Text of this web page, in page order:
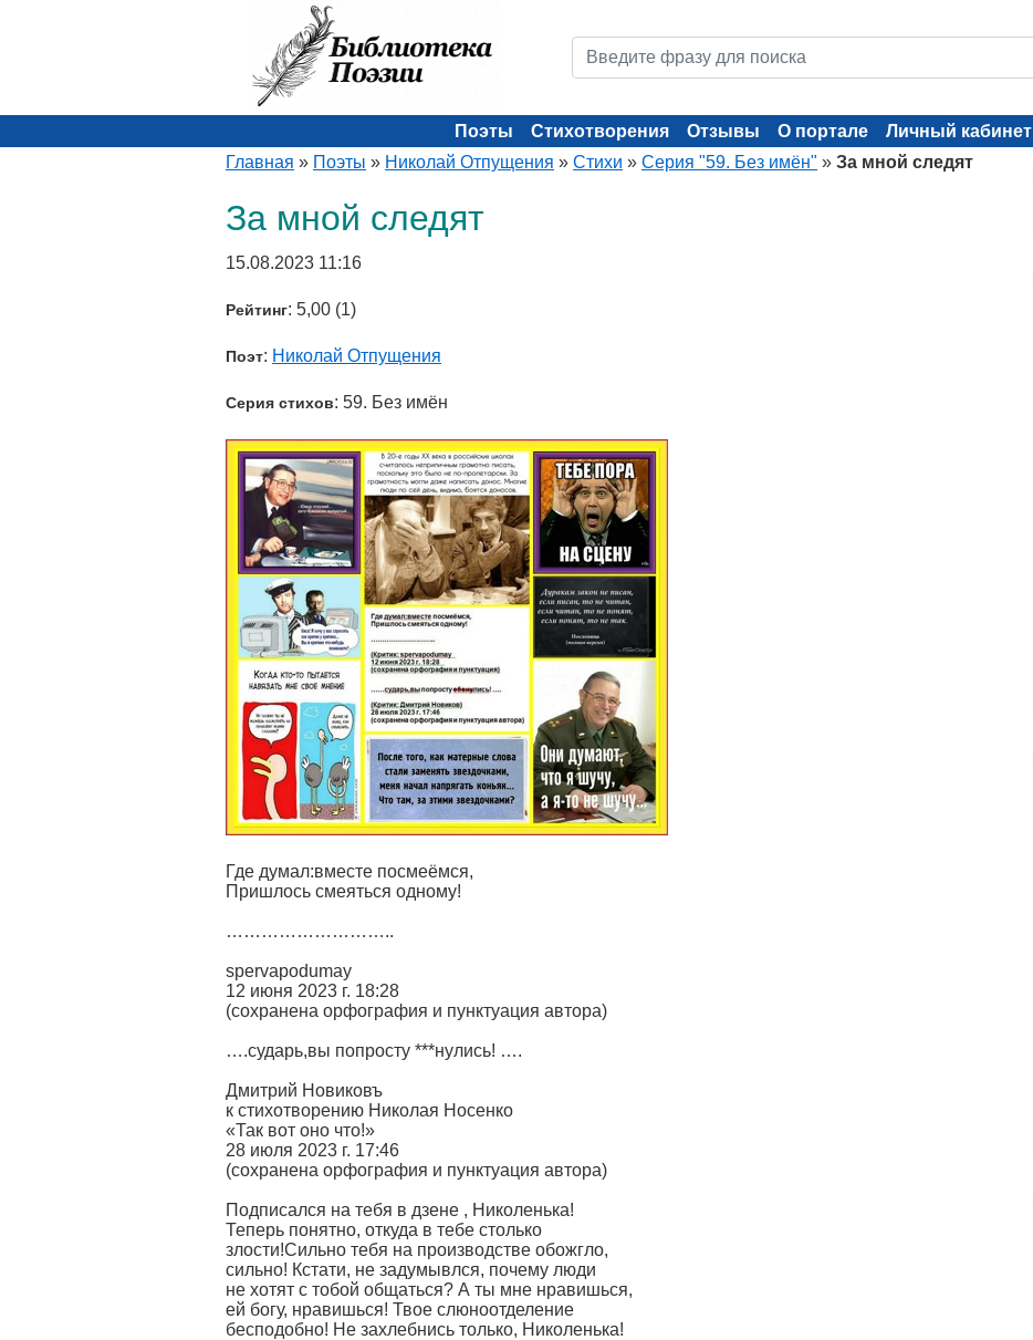
Поэты Стихотворения Отзывы О портале
Личный кабинет
Главная » Поэты » Николай Отпущения » Стихи » Серия "59. Без имён" » За мной следят
За мной следят
15.08.2023 11:16
Рейтинг: 5,00 (1)
Поэт: Николай Отпущения
Серия стихов: 59. Без имён
Где думал:вместе посмеёмся,
Пришлось смеяться одному!
………………………..
spervapodumay
12 июня 2023 г. 18:28
(сохранена орфография и пунктуация автора)
….сударь,вы попросту ***нулись! ….
Дмитрий Новиковъ
к стихотворению Николая Носенко
«Так вот оно что!»
28 июля 2023 г. 17:46
(сохранена орфография и пунктуация автора)
Подписался на тебя в дзене , Николенька!
Теперь понятно, откуда в тебе столько
злости!Сильно тебя на производстве обожгло,
сильно! Кстати, не задумывлся, почему люди
не хотят с тобой общаться? А ты мне нравишься,
ей богу, нравишься! Твое слюноотделение
бесподобно! Не захлебнись только, Николенька!